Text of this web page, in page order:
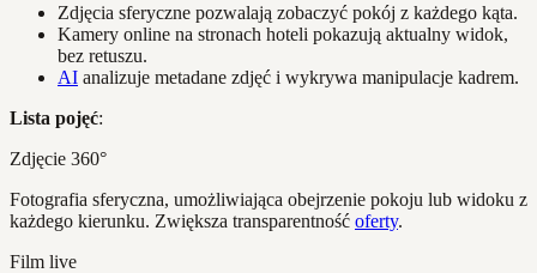
Zdjęcia sferyczne pozwalają zobaczyć pokój z każdego kąta.
Kamery online na stronach hoteli pokazują aktualny widok,
bez retuszu.
AI analizuje metadane zdjęć i wykrywa manipulacje kadrem.
Lista pojęć:
Zdjęcie 360°
Fotografia sferyczna, umożliwiająca obejrzenie pokoju lub widoku z
każdego kierunku. Zwiększa transparentność oferty.
Film live